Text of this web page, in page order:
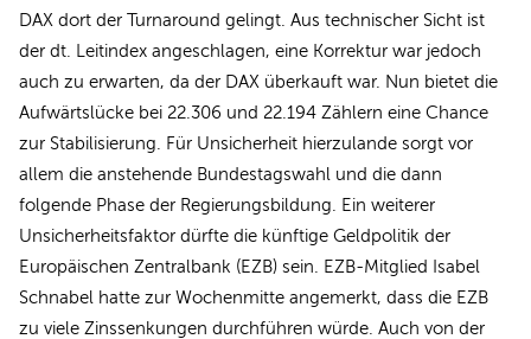
DAX dort der Turnaround gelingt. Aus technischer Sicht ist
der dt. Leitindex angeschlagen, eine Korrektur war jedoch
auch zu erwarten, da der DAX überkauft war. Nun bietet die
Aufwärtslücke bei 22.306 und 22.194 Zählern eine Chance
zur Stabilisierung. Für Unsicherheit hierzulande sorgt vor
allem die anstehende Bundestagswahl und die dann
folgende Phase der Regierungsbildung. Ein weiterer
Unsicherheitsfaktor dürfte die künftige Geldpolitik der
Europäischen Zentralbank (EZB) sein. EZB-Mitglied Isabel
Schnabel hatte zur Wochenmitte angemerkt, dass die EZB
zu viele Zinssenkungen durchführen würde. Auch von der